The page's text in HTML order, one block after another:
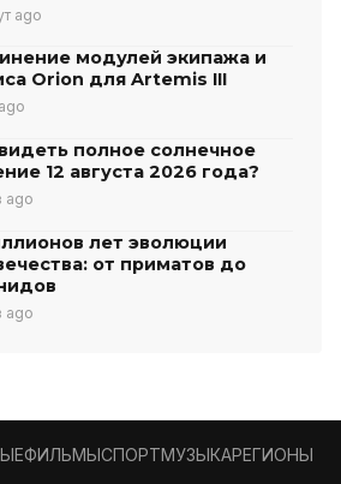
ago
модулей экипажа и
Orion для Artemis III
полное солнечное
12 августа 2026 года?
ago
лет эволюции
от приматов до
ago
ФИЛЬМЫСПОРТМУЗЫКАРЕГИОНЫ